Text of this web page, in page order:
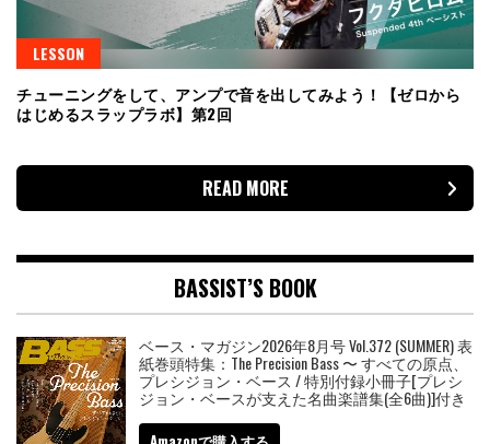
LESSON
チューニングをして、アンプで音を出してみよう！【ゼロから
はじめるスラップラボ】第2回
READ MORE
BASSIST’S BOOK
ベース・マガジン2026年8月号 Vol.372 (SUMMER) 表
紙巻頭特集：The Precision Bass 〜 すべての原点、
プレシジョン・ベース / 特別付録小冊子[プレシ
ジョン・ベースが支えた名曲楽譜集(全6曲)]付き